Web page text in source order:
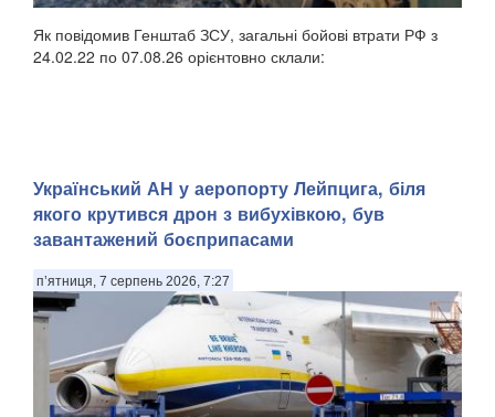
Як повідомив Генштаб ЗСУ, загальні бойові втрати РФ з
24.02.22 по 07.08.26 орієнтовно склали:
Український АН у аеропорту Лейпцига, біля
якого крутився дрон з вибухівкою, був
завантажений боєприпасами
п’ятниця, 7 серпень 2026, 7:27